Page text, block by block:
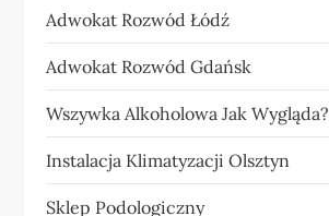
Adwokat Rozwód Łódź
Adwokat Rozwód Gdańsk
Wszywka Alkoholowa Jak Wygląda?
Instalacja Klimatyzacji Olsztyn
Sklep Podologiczny